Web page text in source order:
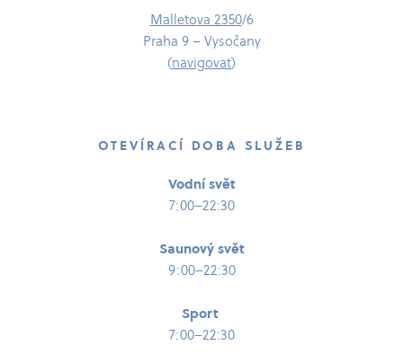
Malletova 2350/​6
Praha 9 – Vysočany
(navigovat)
OTEVÍRACÍ DOBA SLUŽEB
Vodní svět
7:00–22:30
Saunový svět
9:00–22:30
Sport
7:00–22:30